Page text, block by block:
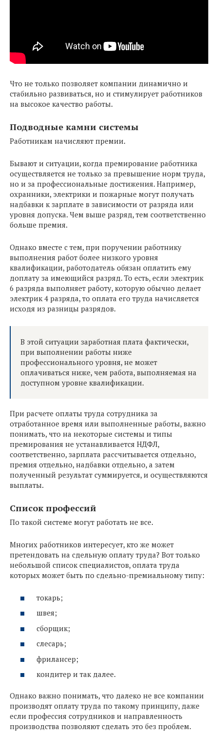
Что не только позволяет компании динамично и
стабильно развиваться, но и стимулирует работников
на высокое качество работы.
Подводные камни системы
Работникам начисляют премии.
Бывают и ситуации, когда премирование работника
осуществляется не только за превышение норм труда,
но и за профессиональные достижения. Например,
охранники, электрики и пожарные могут получать
надбавки к зарплате в зависимости от разряда или
уровня допуска. Чем выше разряд, тем соответственно
больше премия.
Однако вместе с тем, при поручении работнику
выполнения работ более низкого уровня
квалификации, работодатель обязан оплатить ему
доплату за имеющийся разряд. То есть, если электрик
6 разряда выполняет работу, которую обычно делает
электрик 4 разряда, то оплата его труда начисляется
исходя из разницы разрядов.
В этой ситуации заработная плата фактически,
при выполнении работы ниже
профессионального уровня, не может
оплачиваться ниже, чем работа, выполняемая на
доступном уровне квалификации.
При расчете оплаты труда сотрудника за
отработанное время или выполненные работы, важно
понимать, что на некоторые системы и типы
премирования не устанавливается НДФЛ,
соответственно, зарплата рассчитывается отдельно,
премия отдельно, надбавки отдельно, а затем
полученный результат суммируется, и осуществляются
выплаты.
Список профессий
По такой системе могут работать не все.
Многих работников интересует, кто же может
претендовать на сдельную оплату труда? Вот только
небольшой список специалистов, оплата труда
которых может быть по сдельно-премиальному типу:
токарь;
швея;
сборщик;
слесарь;
фрилансер;
кондитер и так далее.
Однако важно понимать, что далеко не все компании
производят оплату труда по такому принципу, даже
если профессия сотрудников и направленность
производства позволяют сделать это без проблем.